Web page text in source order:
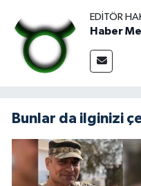
EDITÖR
Haber
Bunlar da ilginizi